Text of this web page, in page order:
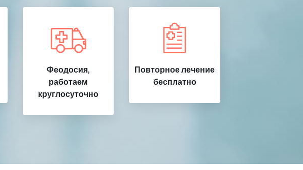
Феодосия,
работаем
круглосуточно
Повторное лечение
бесплатно